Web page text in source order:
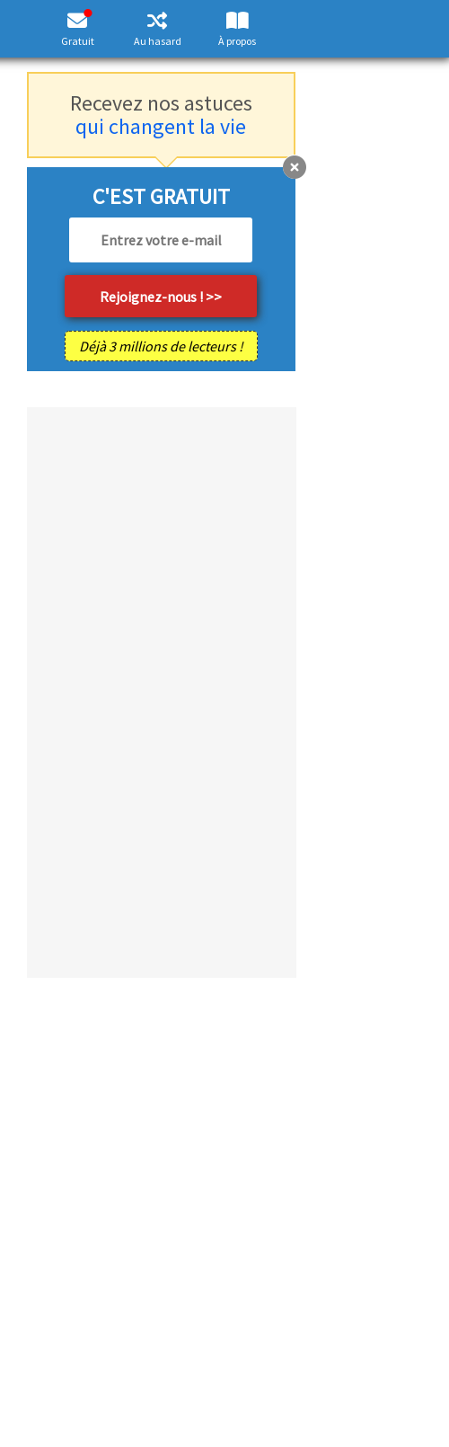
Gratuit Au hasard À propos
Recevez nos astuces
qui changent la vie
C'EST GRATUIT
Déjà 3 millions de lecteurs !